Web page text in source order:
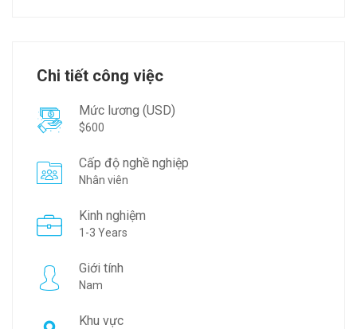
Chi tiết công việc
Mức lương (USD)
$600
Cấp độ nghề nghiệp
Nhân viên
Kinh nghiệm
1-3 Years
Giới tính
Nam
Khu vực